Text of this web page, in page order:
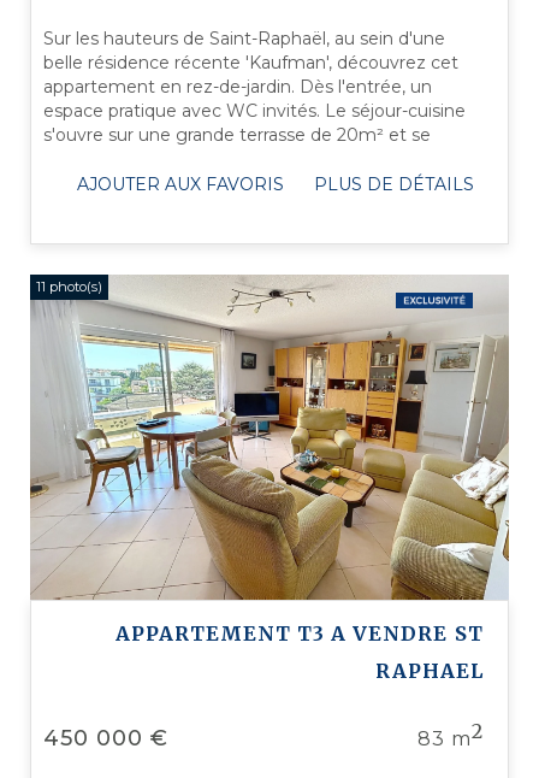
Sur les hauteurs de Saint-Raphaël, au sein d'une
belle résidence récente 'Kaufman', découvrez cet
appartement en rez-de-jardin. Dès l'entrée, un
espace pratique avec WC invités. Le séjour-cuisine
s'ouvre sur une grande terrasse de 20m² et se
AJOUTER AUX FAVORIS
PLUS DE DÉTAILS
11 photo(s)
APPARTEMENT T3 A VENDRE ST
RAPHAEL
83 m2
450 000 €